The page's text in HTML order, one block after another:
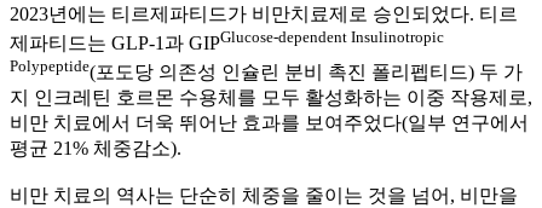
2023년에는 티르제파티드가 비만치료제로 승인되었다. 티르
제파티드는 GLP-1과 GIPGlucose-dependent Insulinotropic
Polypeptide(포도당 의존성 인슐린 분비 촉진 폴리펩티드) 두 가
지 인크레틴 호르몬 수용체를 모두 활성화하는 이중 작용제로,
비만 치료에서 더욱 뛰어난 효과를 보여주었다(일부 연구에서
평균 21% 체중감소).
비만 치료의 역사는 단순히 체중을 줄이는 것을 넘어, 비만을